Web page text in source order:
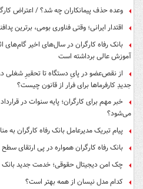
وعده حذف پیمانکاران چه شد؟ / اعتراض
اقتدار ایرانی؛ وقتی فناوری بومی، برترین
بانک رفاه کارگران در سال‌های اخیر
آموزش عالی برداشته است
از نقص‌عضو در پایِ دستگاه تا تحقیرِ شغلی
جدیدِ کارفرماها برای فرار از قانون چیست؟
خبر مهم برای کارگران؛ پایه سنوات در
می‌شود؟
پیام تبریک مدیرعامل بانک رفاه کارگران به
بانک رفاه کارگران همواره در پی ارتقای
چک امن دیجیتال حقوقی؛ خدمت جدید بانک
کدام مدل نیسان از همه بهتر است؟